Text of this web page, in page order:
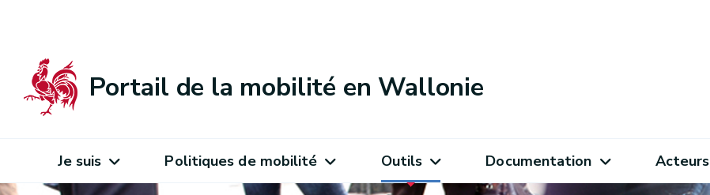
Portail de la mobilité en Wallonie
Je suis Politiques de mobilité Outils Documentation Acteurs